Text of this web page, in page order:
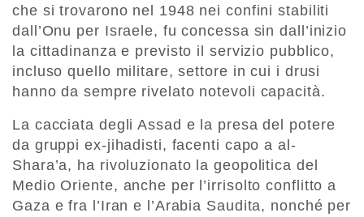
che si trovarono nel 1948 nei confini stabiliti
dall’Onu per Israele, fu concessa sin dall’inizio
la cittadinanza e previsto il servizio pubblico,
incluso quello militare, settore in cui i drusi
hanno da sempre rivelato notevoli capacità.
La cacciata degli Assad e la presa del potere
da gruppi ex-jihadisti, facenti capo a al-
Shara’a, ha rivoluzionato la geopolitica del
Medio Oriente, anche per l’irrisolto conflitto a
Gaza e fra l’Iran e l’Arabia Saudita, nonché per